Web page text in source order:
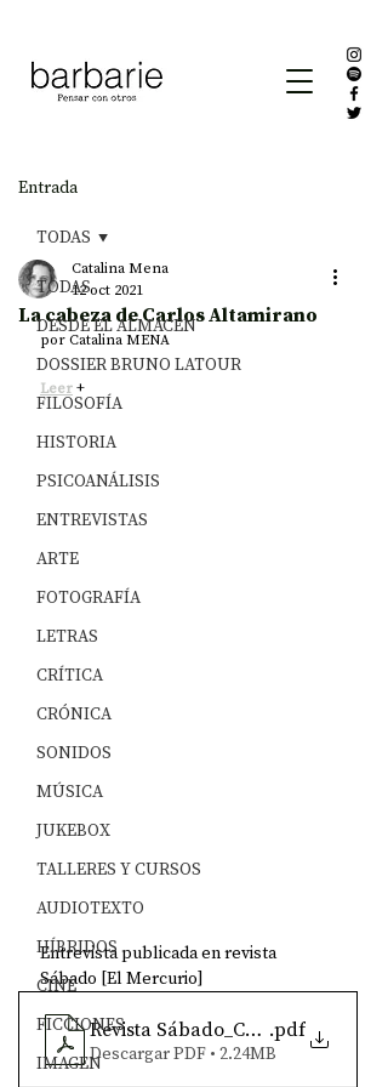
Entrada
TODAS
DESDE EL ALMACÉN
DOSSIER BRUNO LATOUR
FILOSOFÍA
HISTORIA
PSICOANÁLISIS
ENTREVISTAS
ARTE
FOTOGRAFÍA
LETRAS
CRÍTICA
CRÓNICA
SONIDOS
MÚSICA
JUKEBOX
TALLERES Y CURSOS
AUDIOTEXTO
HÍBRIDOS
CINE
FICCIONES
IMAGEN
TODAS
La cabeza de Carlos Altamirano
Catalina Mena
12 oct 2021
por Catalina MENA
Leer +
Entrevista publicada en revista
Sábado [El Mercurio]
Revista Sábado_Carlos.pdf
Descargar PDF • 2.24MB